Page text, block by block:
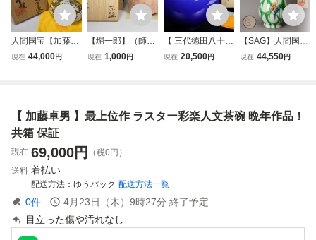
人間国宝【加藤卓
男】晩年最上位 ラ
現在 44,000円
【堀一郎】（師）
加藤孝造！志野茶
藤卓男！緋色！最
現在 1,000円
【 三代徳田八十吉
】最上位作 碧明燿
現在 20,500円
【SAG】人間国宝
加藤卓男 本人作
現在 44,550円
【 加藤卓男 】最上位作 ラスター彩楽人文茶碗 晩年作品！
共箱 保証
現在 69,000円
（税0円）
送料 着払い
配送方法 ゆうパック 配送方法一覧
0件 4月23日（木）9時27分 終了予定
目立った傷や汚れなし